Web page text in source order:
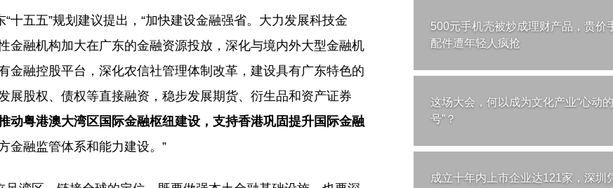
十五五”规划建议提出，“加快建设金融强省。大力发展科技金
融机构加大在广东的金融资源投放，深化与境内外大型金融机
融控股平台，深化农信社管理体制改革，建设具有广东特色的
股权、债权等直接融资，稳步发展期货、衍生品和资产证券
动粤港澳大湾区国际金融枢纽建设，支持香港巩固提升国际金融
金融监管体系和能力建设。”
500元手机壳被炒成理财产品，贵价
配件遭年轻人疯抢
这场大会，何以成为文化产业“心动
号”？
成立十年内上市企业达121家，深圳